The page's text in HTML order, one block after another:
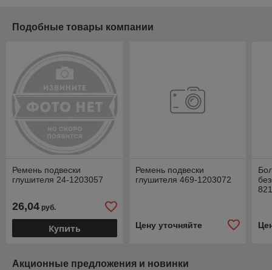
Подобные товары компании
Ремень подвески
глушителя 24-1203057
26,04 руб.
Купить
Ремень подвески
глушителя 469-1203072
Цену уточняйте
Акционные предложения и новинки